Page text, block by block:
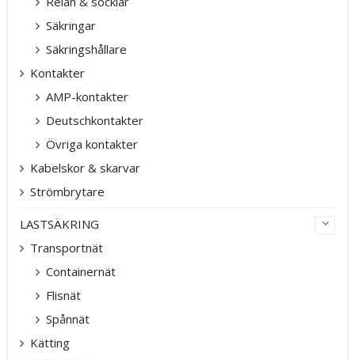
Säkringar
Säkringshållare
Kontakter
AMP-kontakter
Deutschkontakter
Övriga kontakter
Kabelskor & skarvar
Strömbrytare
LASTSÄKRING
Transportnät
Containernät
Flisnät
Spånnät
Kätting